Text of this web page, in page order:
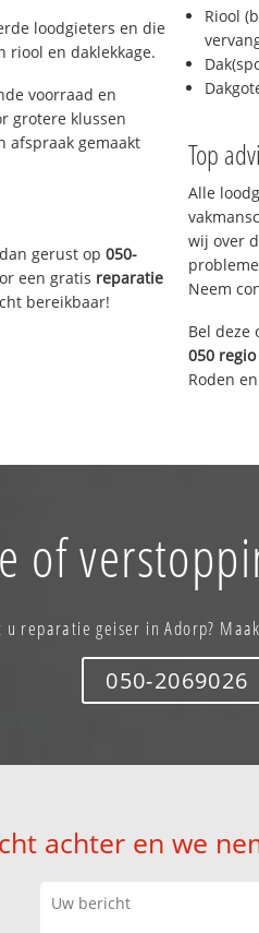
loodgieters en die
riool en daklekkage.
voorraad en
grotere klussen
afspraak gemaakt
gerust op050-
een gratis reparatie
bereikbaar!
Riool
Top
Alle
wij over
Neem
Bel deze
050 regio
Roden
of
u reparatie geiser in Adorp?
050-2069026
achter en we